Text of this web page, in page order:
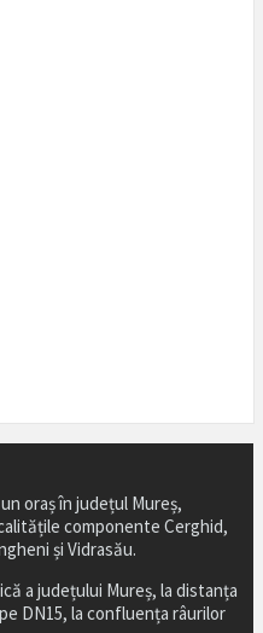
oraș în județul Mureș,
componente Cerghid,
și Vidrasău.
a județului Mureș, la distanța
DN15, la confluența râurilor